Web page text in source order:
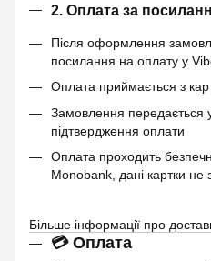
2. Оплата за
Після оформлення
посилання на оплату у
Оплата приймається з
Замовлення передається
підтвердження оплати
Оплата проходить
Monobank, дані картки не
Більше інформації про
💳 Оплата